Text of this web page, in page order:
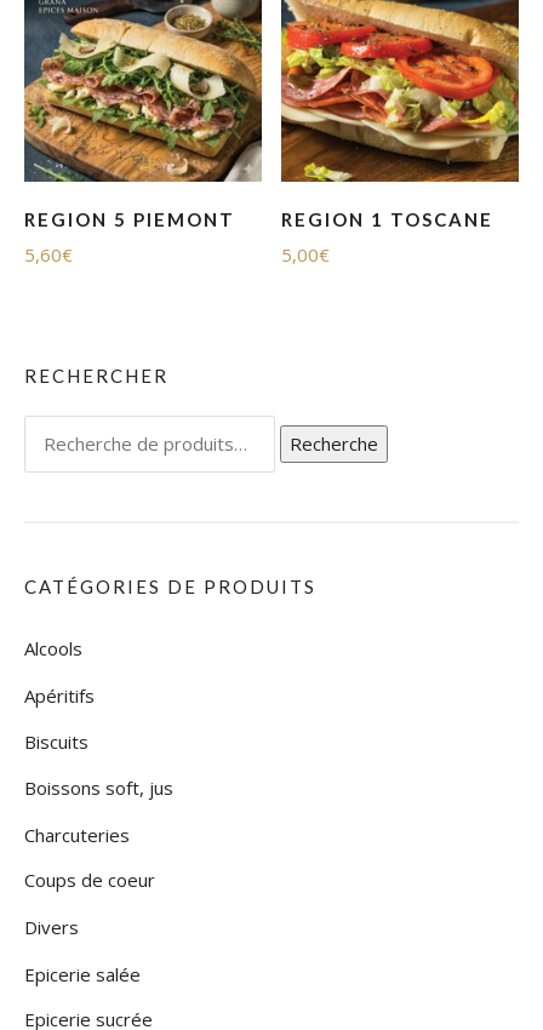
REGION 5 PIEMONT
5,60€
REGION 1 TOSCANE
5,00€
RECHERCHER
pour :
Recherche
CATÉGORIES DE PRODUITS
Alcools
Apéritifs
Biscuits
Boissons soft, jus
Charcuteries
Coups de coeur
Divers
Epicerie salée
Epicerie sucrée